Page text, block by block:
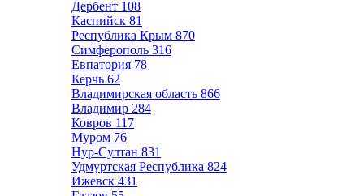
Дербент 108
Каспийск 81
Республика Крым 870
Симферополь 316
Евпатория 78
Керчь 62
Владимирская область 866
Владимир 284
Ковров 117
Муром 76
Нур-Султан 831
Удмуртская Республика 824
Ижевск 431